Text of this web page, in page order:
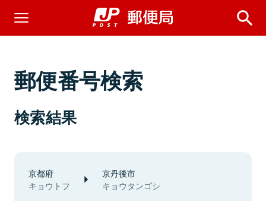
郵便番号検索
検索結果
京都府
キョウトフ
京丹後市
キョウタンゴシ